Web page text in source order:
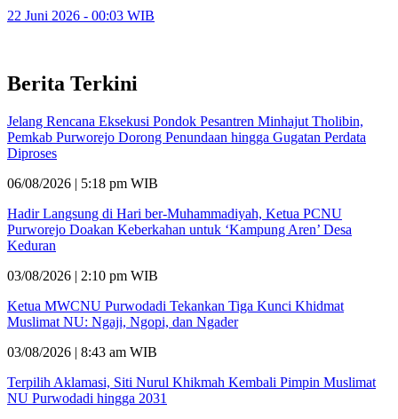
22 Juni 2026 - 00:03 WIB
Berita Terkini
Jelang Rencana Eksekusi Pondok Pesantren Minhajut Tholibin,
Pemkab Purworejo Dorong Penundaan hingga Gugatan Perdata
Diproses
06/08/2026 | 5:18 pm WIB
Hadir Langsung di Hari ber-Muhammadiyah, Ketua PCNU
Purworejo Doakan Keberkahan untuk ‘Kampung Aren’ Desa
Keduran
03/08/2026 | 2:10 pm WIB
Ketua MWCNU Purwodadi Tekankan Tiga Kunci Khidmat
Muslimat NU: Ngaji, Ngopi, dan Ngader
03/08/2026 | 8:43 am WIB
Terpilih Aklamasi, Siti Nurul Khikmah Kembali Pimpin Muslimat
NU Purwodadi hingga 2031